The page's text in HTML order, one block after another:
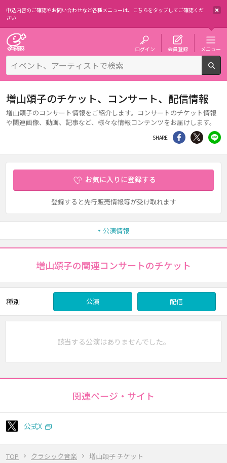
申込内容のご確認やお問い合わせなど各種メニューは、 こちらをタップしてご確認くだ
さい
ログイン 会員登録 メニュー
TOP クラシック音楽 増山頌子 チケット
増山頌子のチケット、コンサート、配信情報
増山頌子のコンサート情報をご紹介します。コンサートのチケット情報
や関連画像、動画、記事など、様々な情報コンテンツをお届けします。
SHARE シェア Twitter
お気に入りに登録する
登録すると先行販売情報等が受け取れます
公演情報
増山頌子の関連コンサートのチケット
種別 公演 配信
該当する公演はありませんでした。
関連ページ・サイト
公式X